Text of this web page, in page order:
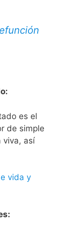
es el
de simple
viva, así
vida y